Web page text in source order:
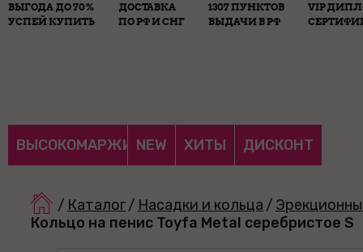
ВЫГОДА ДО 70%
УСПЕЙ КУПИТЬ
ДОСТАВКА
ПО РФ И СНГ
1307 ПУНКТОВ
ВЫДАЧИ В РФ
VIP
ВЫСОКОМАРЖИНАЛЬНЫЕ
NEW ХИТЫ ДИСКОНТ
/ Каталог/ Насадки и кольца /
Кольцо на пенис Toyfa Metal серебристое S